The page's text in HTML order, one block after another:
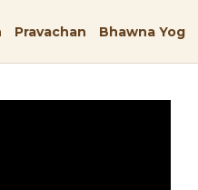
Pravachan Bhawna Yog